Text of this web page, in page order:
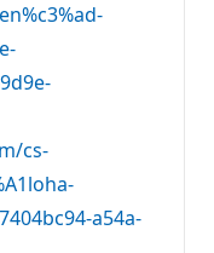
cs-
a54a-